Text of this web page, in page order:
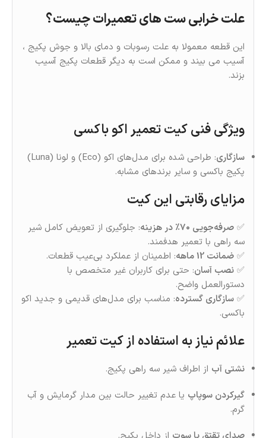
علت خرابی ست های تعمیرات چیست؟
این قطعه معمولا به علت رسوبات و دمای بالا و جوش پکیج ،
آسیب می بیند و ممکن است به دیگر قطعات پکیج آسیب
بزند.
ویژگی‌ فنی کیت تعمیر اکو باکسی
سازگاری
: طراحی شده برای مدل‌های اکو (Eco) و لونا (Luna)
پکیج باکسی و سایر برندهای مشابه.
مزایای رقابتی این کیت
✅ صرفه‌جویی ۷۰٪ در هزینه
: جلوگیری از تعویض کامل شیر
سه‌ راهی با تعمیر هدفمند.
✅ ضمانت 12 ماهه
: اطمینان از عملکرد بی‌عیب قطعات.
✅ نصب آسان: حتی برای کاربران غیر متخصص با
دستورالعمل واضح.
✅ سازگاری گسترده: مناسب برای مدل‌های قدیمی و جدید اکو
باکسی.
علائم نیاز به استفاده از کیت تعمیر
نشتی آب از اطراف شیر سه‌ راهی پکیج.
گیرکردن سوپاپ یا عدم تغییر حالت بین مدار گرمایش و آب
گرم.